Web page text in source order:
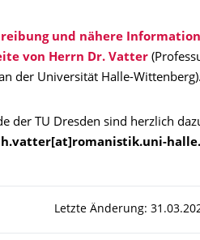
und nähere
von Herrn Dr. Vatter
der Universität Halle-Wittenberg).
der TU Dresden sind herzlich
Letzte Änderung: